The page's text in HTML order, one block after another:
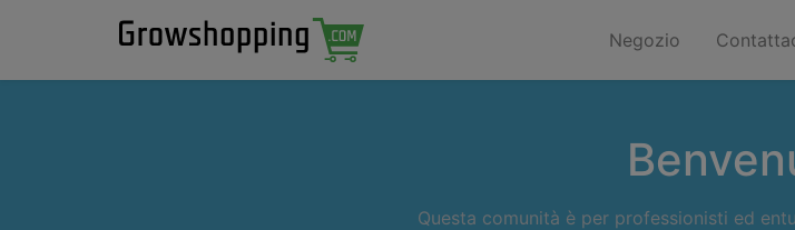
Negozio
Questa comunità è per professionisti ed